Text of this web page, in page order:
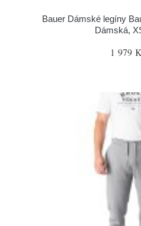
Bauer Dámské legíny
Dámská,
1 979